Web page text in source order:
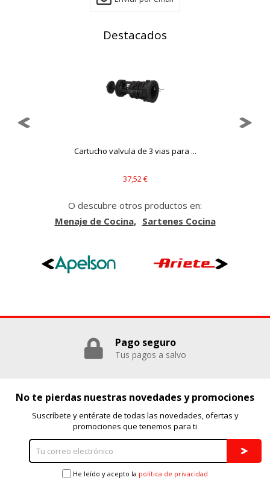
Destacados
Cartucho valvula de 3 vias para ...
37,52 €
O descubre otros productos en:
Menaje de Cocina
Sartenes Cocina
Pago seguro
Tus pagos a salvo
No te pierdas nuestras novedades y promociones
Suscríbete y entérate de todas las novedades, ofertas y
promociones que tenemos para ti
He leído y acepto la política de privacidad